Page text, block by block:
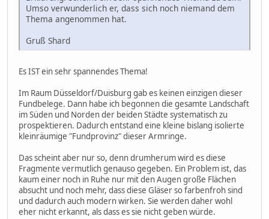
Umso verwunderlich er, dass sich noch niemand dem
Thema angenommen hat.
Gruß Shard
Es IST ein sehr spannendes Thema!
Im Raum Düsseldorf/Duisburg gab es keinen einzigen dieser
Fundbelege. Dann habe ich begonnen die gesamte Landschaft
im Süden und Norden der beiden Städte systematisch zu
prospektieren. Dadurch entstand eine kleine bislang isolierte
kleinräumige "Fundprovinz" dieser Armringe.
Das scheint aber nur so, denn drumherum wird es diese
Fragmente vermutlich genauso gegeben. Ein Problem ist, das
kaum einer noch in Ruhe nur mit den Augen große Flächen
absucht und noch mehr, dass diese Gläser so farbenfroh sind
und dadurch auch modern wirken. Sie werden daher wohl
eher nicht erkannt, als dass es sie nicht geben würde.